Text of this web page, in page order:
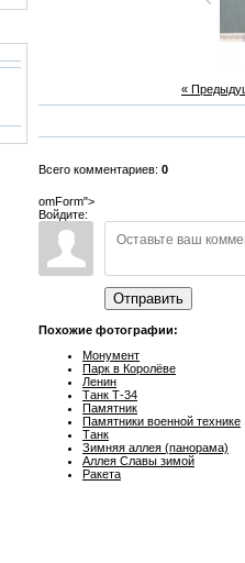
«
Всего комментариев: 0
omForm">
Войдите:
Отправить
Похожие фотографии:
Монумент
Парк в Королёве
Ленин
Танк Т-34
Памятник
Памятники военной технике
Танк
Зимняя аллея (панорама)
Аллея Славы зимой
Ракета